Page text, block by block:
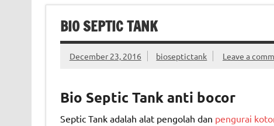
BIO SEPTIC TANK
December 23, 2016 bioseptictank Leave a
Bio Septic Tank anti bocor
Septic Tank adalah alat pengolah dan pengurai